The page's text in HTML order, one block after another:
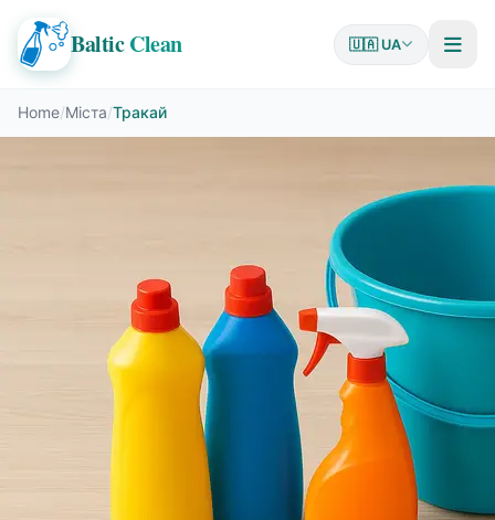
Baltic Clean 🇺🇦 UA
Home/Міста/Тракай